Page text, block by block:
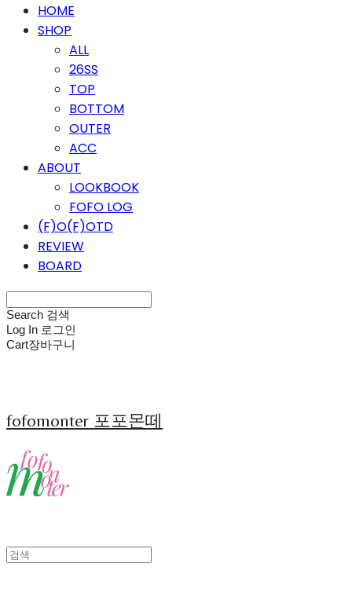
HOME
SHOP
ALL
26SS
TOP
BOTTOM
OUTER
ACC
ABOUT
LOOKBOOK
FOFO LOG
(F)O(F)OTD
REVIEW
BOARD
Search 검색
Log In 로그인
Cart장바구니
fofomonter 포포몬떼